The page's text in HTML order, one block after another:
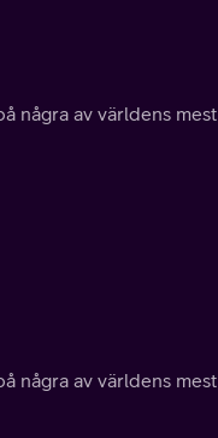
några av världens mest
några av världens mest